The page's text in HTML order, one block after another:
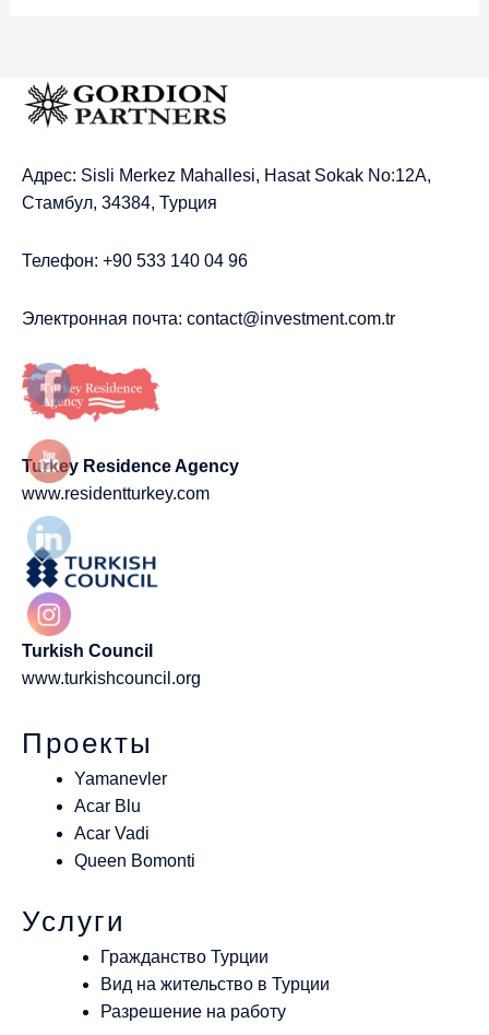
Адрес: Sisli Merkez Mahallesi, Hasat Sokak No:12A,
Стамбул, 34384, Турция
Телефон: +90 533 140 04 96
Электронная почта: contact@investment.com.tr
Turkey Residence Agency
www.residentturkey.com
Turkish Council
www.turkishcouncil.org
Проекты
Yamanevler
Acar Blu
Acar Vadi
Queen Bomonti
Услуги
Гражданство Турции
Вид на жительство в Турции
Разрешение на работу